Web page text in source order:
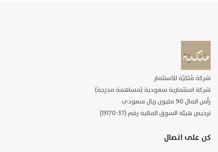
شركة مُلكيّة للاستثمار
شركة استثمارية سعودية (مساهمة مدرجة)
رأس المال 90 مليون ريال سعودي
ترخيص هيئة السوق المالية رقم (37-13170)
كن على اتصال